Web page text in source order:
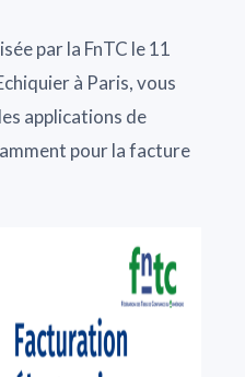
par la FnTC le 11
à Paris, vous
applications de
pour la facture